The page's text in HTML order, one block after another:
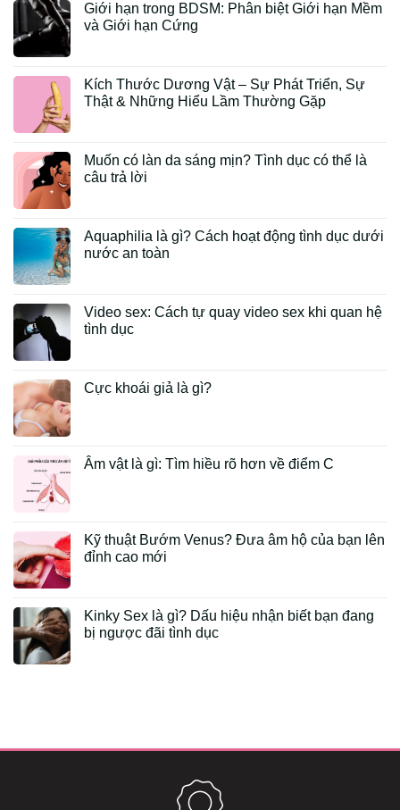
Giới hạn trong BDSM: Phân biệt Giới hạn Mềm
và Giới hạn Cứng
Kích Thước Dương Vật – Sự Phát Triển, Sự
Thật & Những Hiểu Lầm Thường Gặp
Muốn có làn da sáng mịn? Tình dục có thể là
câu trả lời
Aquaphilia là gì? Cách hoạt động tình dục dưới
nước an toàn
Video sex: Cách tự quay video sex khi quan hệ
tình dục
Cực khoái giả là gì?
Âm vật là gì: Tìm hiều rõ hơn về điểm C
Kỹ thuật Bướm Venus? Đưa âm hộ của bạn lên
đỉnh cao mới
Kinky Sex là gì? Dấu hiệu nhận biết bạn đang
bị ngược đãi tình dục